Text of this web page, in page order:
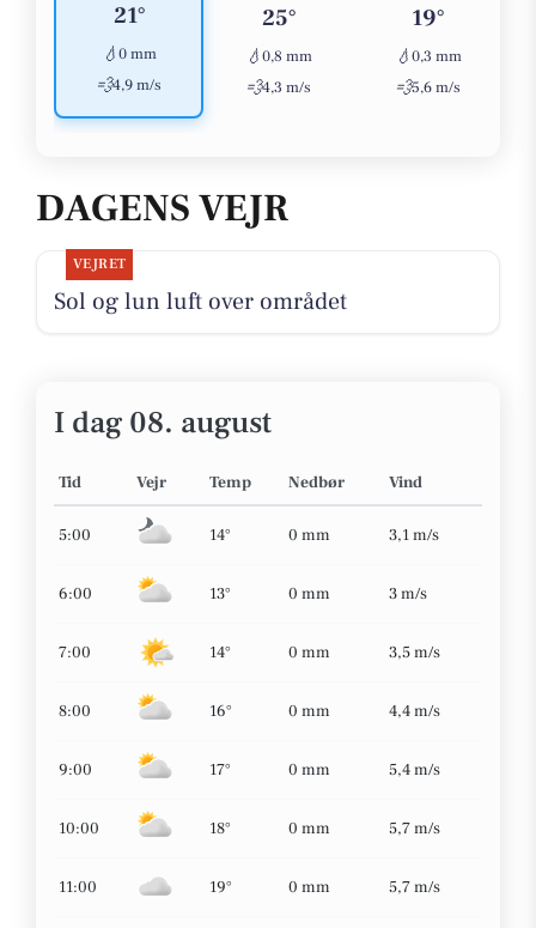
21°
💧0 mm
💨4,9 m/s
25°
💧0,8 mm
💨4,3 m/s
19°
💧0,3 mm
💨5,6 m/s
DAGENS VEJR
VEJRET
Sol og lun luft over området
I dag 08. august
Tid Vejr Temp Nedbør Vind
5:00 14° 0 mm 3,1 m/s
6:00 13° 0 mm 3 m/s
7:00 14° 0 mm 3,5 m/s
8:00 16° 0 mm 4,4 m/s
9:00 17° 0 mm 5,4 m/s
10:00 18° 0 mm 5,7 m/s
11:00 19° 0 mm 5,7 m/s